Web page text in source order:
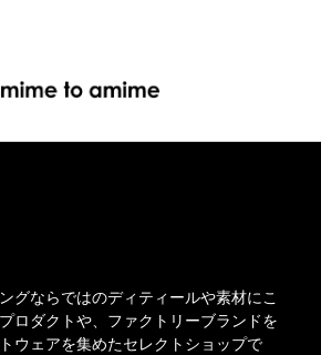
グならではのディティールや素材にこ
ロダクトや、ファクトリーブランドを
ウェアを集めたセレクトショップで